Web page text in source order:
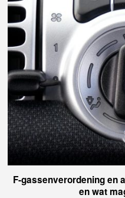
F-gassenverordening en
en wat